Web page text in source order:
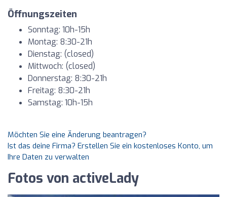
Öffnungszeiten
Sonntag: 10h-15h
Montag: 8:30-21h
Dienstag: (closed)
Mittwoch: (closed)
Donnerstag: 8:30-21h
Freitag: 8:30-21h
Samstag: 10h-15h
Möchten Sie eine Änderung beantragen?
Ist das deine Firma? Erstellen Sie ein kostenloses Konto, um
Ihre Daten zu verwalten
Fotos von activeLady